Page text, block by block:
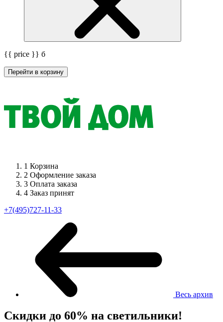
{{ price }} б
Перейти в корзину
1 Корзина
2 Оформление заказа
3 Оплата заказа
4 Заказ принят
+7(495)727-11-33
Весь архив
Скидки до 60% на светильники!